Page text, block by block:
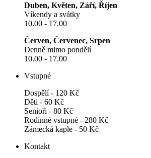
Duben, Květen, Září, Říjen
Víkendy a svátky
10.00 - 17.00
Červen, Červenec, Srpen
Denně mimo pondělí
10.00 - 17.00
Vstupné
Dospělí - 120 Kč
Děti - 60 Kč
Senioři - 80 Kč
Rodinné vstupné - 280 Kč
Zámecká kaple - 50 Kč
Kontakt